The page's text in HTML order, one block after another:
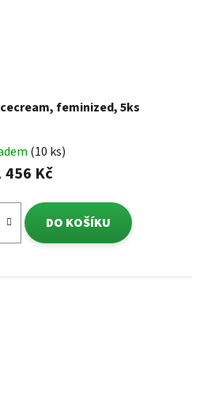
feminized, 5ks
(10 ks)
456 Kč
DO KOŠÍKU